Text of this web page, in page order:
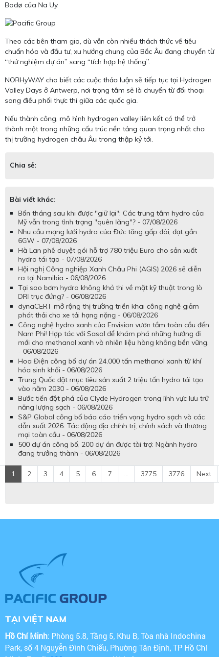
Bodø của Na Uy.
Theo các bên tham gia, dù vẫn còn nhiều thách thức về tiêu
chuẩn hóa và đầu tư, xu hướng chung của Bắc Âu đang chuyển từ
“thử nghiệm dự án” sang “tích hợp hệ thống”.
NORHyWAY cho biết các cuộc thảo luận sẽ tiếp tục tại Hydrogen
Valley Days ở Antwerp, nơi trọng tâm sẽ là chuyển từ đối thoại
sang điều phối thực thi giữa các quốc gia.
Nếu thành công, mô hình hydrogen valley liên kết có thể trở
thành một trong những cấu trúc nền tảng quan trọng nhất cho
thị trường hydrogen châu Âu trong thập kỷ tới.
Chia sẻ:
Bài viết khác:
Bốn tháng sau khi được "giữ lại": Các trung tâm hydro của
Mỹ vẫn trong tình trạng "quên lãng"? - 07/08/2026
Nhu cầu mạng lưới hydro của Đức tăng gấp đôi, đạt gần
6GW - 07/08/2026
Hà Lan phê duyệt gói hỗ trợ 780 triệu Euro cho sản xuất
hydro tái tạo - 07/08/2026
Hội nghị Công nghiệp Xanh Châu Phi (AGIS) 2026 sẽ diễn
ra tại Namibia - 06/08/2026
Tại sao bơm hydro không khả thi về mặt kỹ thuật trong lò
DRI trục đứng? - 06/08/2026
dynaCERT mở rộng thị trường triển khai công nghệ giảm
phát thải cho xe tải hạng nặng - 06/08/2026
Công nghệ hydro xanh của Envision vươn tầm toàn cầu đến
Nam Phi! Hợp tác với Sasol để khám phá những hướng đi
mới cho methanol xanh và nhiên liệu hàng không bền vững.
- 06/08/2026
Hoa Điện công bố dự án 24.000 tấn methanol xanh từ khí
hóa sinh khối - 06/08/2026
Trung Quốc đặt mục tiêu sản xuất 2 triệu tấn hydro tái tạo
vào năm 2030 - 06/08/2026
Bước tiến đột phá của Clyde Hydrogen trong lĩnh vực lưu trữ
năng lượng sạch - 06/08/2026
S&P Global công bố báo cáo triển vọng hydro sạch và các
dẫn xuất 2026: Tác động địa chính trị, chính sách và thương
mại toàn cầu - 06/08/2026
500 dự án công bố, 200 dự án được tài trợ: Ngành hydro
đang trưởng thành - 06/08/2026
1 2 3 4 5 6 7 ... 3775 3776 Next
TẠI VIỆT NAM
Hồ Chí Minh: Phòng 5.8, Tầng 5, Khu B, Tòa nhà Indochina
Park, số 4 Nguyễn Đình Chiểu, Phường Tân Định, TP Hồ Chí